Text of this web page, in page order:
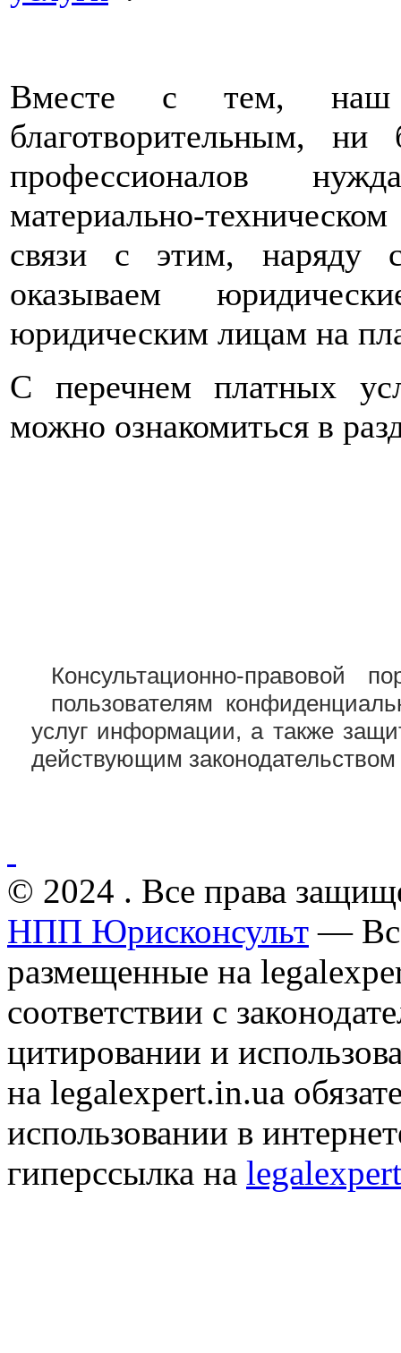
Вместе с тем, наш
благотворительным,
профессионалов
материально-
связи с этим, наряду
оказываем
юридическим лицам на
С перечнем платных
можно ознакомиться в
Консультационно-правовой
пользователям
услуг информации, а также
действующим
© 2024 . Все права
НПП Юрисконсульт —
размещенные на
соответствии с
цитировании и
на legalexpert.in.ua
использовании в
гиперссылка на